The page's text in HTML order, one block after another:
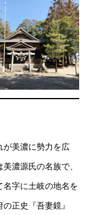
美濃に勢力を広
濃源氏の名族で、
字に土岐の地名を
正史『吾妻鏡』